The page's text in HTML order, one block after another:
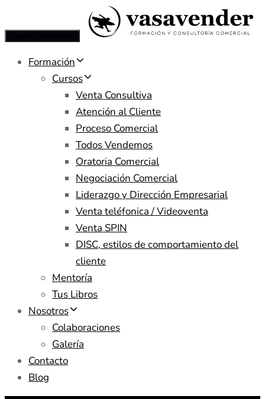
Formación
Cursos
Venta Consultiva
Atención al Cliente
Proceso Comercial
Todos Vendemos
Oratoria Comercial
Negociación Comercial
Liderazgo y Dirección Empresarial
Venta teléfonica / Videoventa
Venta SPIN
DISC, estilos de comportamiento del
cliente
Mentoría
Tus Libros
Nosotros
Colaboraciones
Galería
Contacto
Blog